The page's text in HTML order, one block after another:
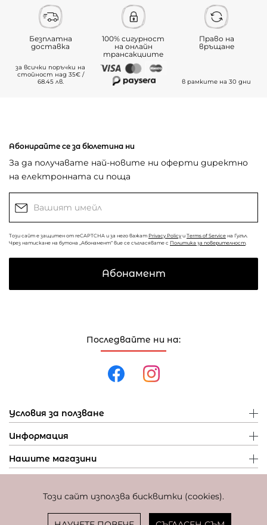
Този сайт използва бисквитки (cookies).
Безплатна
доставка
за всички поръчки на
стойност над 35€ /
68.45 лв.
100% сигурност
на онлайн
трансакциите
Право на
връщане
в рамките на 30 дни
Последвайте ни на:
Условия за ползване
Информация
Нашите магазини
Абонирайте се за бюлетина ни
За да получавате най-новите ни оферти директно
на електронната си поща
Този сайт е защитен от reCAPTCHA и за него важат Privacy Policy и Terms of Service на Гугъл.
Чрез натискане на бутона „Абонамент“ вие се съгласявате с Политика за поверителност
Абонамент
Фиксиран курс за превалутиране: 1 EUR = 1,95583 BGN